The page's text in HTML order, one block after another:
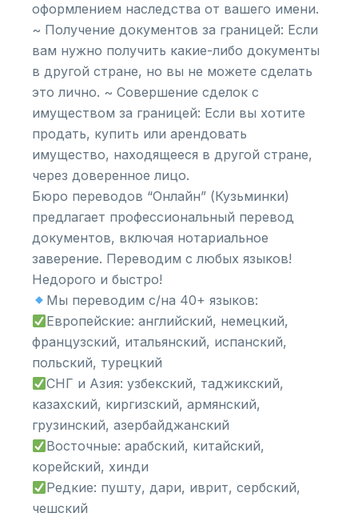
оформлением наследства от вашего имени.
~ Получение документов за границей: Если
вам нужно получить какие-либо документы
в другой стране, но вы не можете сделать
это лично. ~ Совершение сделок с
имуществом за границей: Если вы хотите
продать, купить или арендовать
имущество, находящееся в другой стране,
через доверенное лицо.
Бюро переводов “Онлайн” (Кузьминки)
предлагает профессиональный перевод
документов, включая нотариальное
заверение. Переводим с любых языков!
Недорого и быстро!
Мы переводим с/на 40+ языков:
Европейские: английский, немецкий,
французский, итальянский, испанский,
польский, турецкий
СНГ и Азия: узбекский, таджикский,
казахский, киргизский, армянский,
грузинский, азербайджанский
Восточные: арабский, китайский,
корейский, хинди
Редкие: пушту, дари, иврит, сербский,
чешский